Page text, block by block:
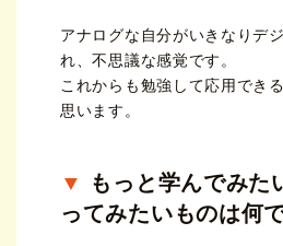
アナログな自分がいきなりデ
れ、不思議な感覚です。
これからも勉強して応用でき
思います。
もっと学んでみた
ってみたいものは何